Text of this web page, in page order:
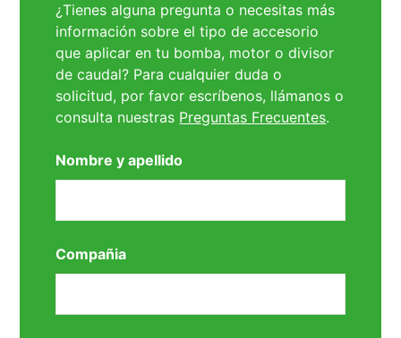
¿Tienes alguna pregunta o necesitas más
información sobre el tipo de accesorio
que aplicar en tu bomba, motor o divisor
de caudal? Para cualquier duda o
solicitud, por favor escríbenos, llámanos o
consulta nuestras Preguntas Frecuentes.
Nombre y apellido
Compañia